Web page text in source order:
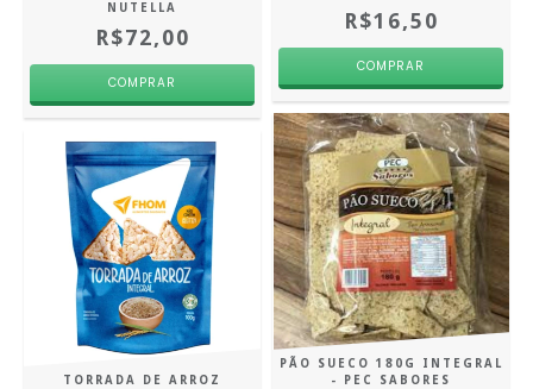
NUTELLA
R$72,00
R$16,50
TORRADA DE ARROZ
PÃO SUECO 180G INTEGRAL
- PEC SABORES